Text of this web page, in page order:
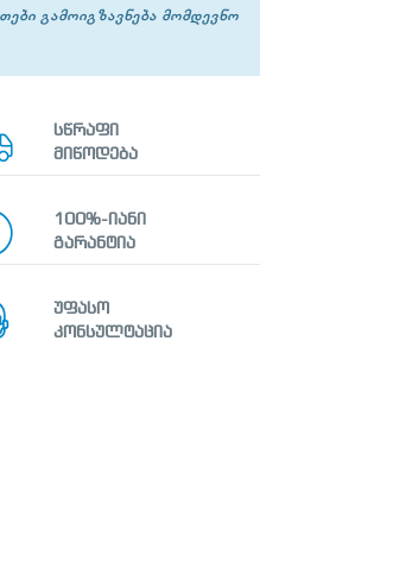
გამოიგზავნება მომდევნო
სწრაფი
მიწოდება
100%-იანი
გარანტია
უფასო
კონსულტაცია